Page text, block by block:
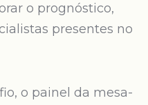
o prognóstico,
presentes no
o painel da mesa-